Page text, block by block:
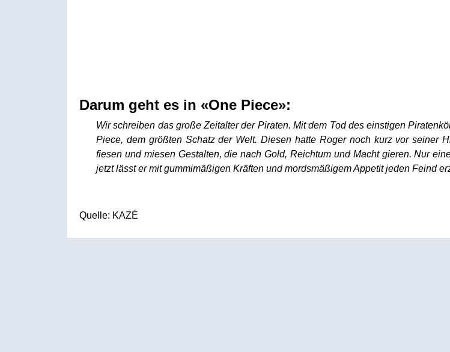
Darum geht es in «One Piece»:
Wir schreiben das große Zeitalter der Piraten. Mit dem Tod des einstigen
Piece, dem größten Schatz der Welt. Diesen hatte Roger noch kurz vor seiner
fiesen und miesen Gestalten, die nach Gold, Reichtum und Macht gieren. Nur
jetzt lässt er mit gummimäßigen Kräften und mordsmäßigem Appetit jeden Feind
Quelle: KAZÉ